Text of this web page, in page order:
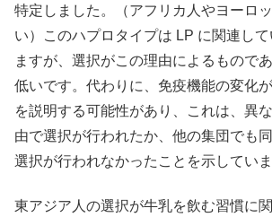
特定しました。（アフリカ人やヨーロ
い）このハプロタイプは LP に関連し
ますが、選択がこの理由によるもので
低いです。代わりに、免疫機能の変化
を説明する可能性があり、これは、異
由で選択が行われたか、他の集団でも
選択が行われなかったことを示していま
東アジア人の選択が牛乳を飲む習慣に